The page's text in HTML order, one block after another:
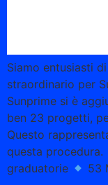
Siamo entusiasti
straordinario per
Sunprime si è
ben 23 progetti,
Questo
questa procedura.
graduatorie
53